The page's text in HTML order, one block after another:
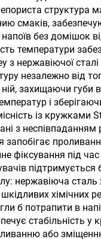
структура
смаків,
без домішок
температури
з нержавіючої сталі
незалежно від
захищаючи губи
і
із кружками
з неспівпаданням
запобігає
фіксування під
підтримується
нержавіюча сталь
хімічних
б потрапити в
стабільність у
або